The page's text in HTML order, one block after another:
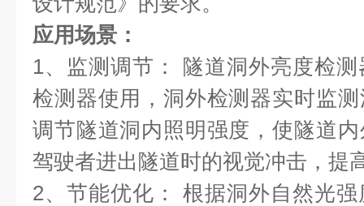
应用场景：
1、监测调节： 隧道洞外亮度检
检测器使用，洞外检测器实时监
调节隧道洞内照明强度，使隧道
驾驶者进出隧道时的视觉冲击，提
2、节能优化： 根据洞外自然光